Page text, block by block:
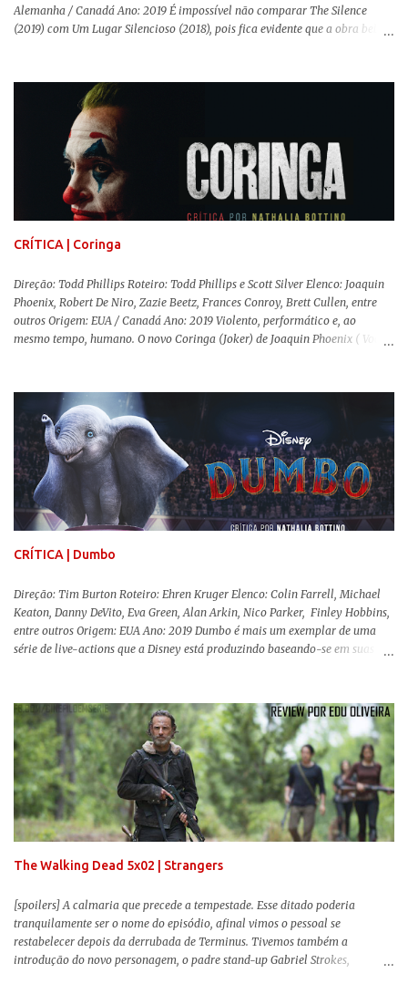
Alemanha / Canadá Ano: 2019 É impossível não comparar The Silence
(2019) com Um Lugar Silencioso (2018), pois fica evidente que a obra bebe
reproduzir alguns elementos que consograram a obra de John Krasinski
(The Office). Aqui os “monstros” com audições aguçadas eram seres da
Terra que estavam presos por séculos em uma caverna recém descoberta,
libertando-os pelo mundo. O espectador acompanha uma família que tem
uma pequena vantagem em relação às outras pessoas. Adivinhem? Sabem
viver em silêncio pelo fato da filha mais velha ser surda. Para aqueles que
amam filmes com temática apocalíptica, a produção pode até funcionar
como entretenimento mediano. Todo o cenário de fuga, pânico col...
CRÍTICA | Coringa
Direção: Todd Phillips Roteiro: Todd Phillips e Scott Silver Elenco: Joaquin
Phoenix, Robert De Niro, Zazie Beetz, Frances Conroy, Brett Cullen, entre
outros Origem: EUA / Canadá Ano: 2019 Violento, performático e, ao
mesmo tempo, humano. O novo Coringa (Joker) de Joaquin Phoenix ( Você
Comics . É importante ressaltar que este não é um filme de herói. E muito
menos de vilão. O longa de Todd Phillips (Se Beber, Não Case!) segue uma
trajetória profunda do reflexo da corrupção da sociedade na vida de um ser
humano, capaz de causar perturbação e desconforto do inicio ao fim da
projeção, e por mais um bom tempo após deixar o cinema. Trata-se de
uma obra difícil de ser "digerida", pois lida com temas sensíveis, como
abuso, doença mental, bullying e violência física. Todo esse turbilhão de
informações molda a mente d...
CRÍTICA | Dumbo
Direção: Tim Burton Roteiro: Ehren Kruger Elenco: Colin Farrell, Michael
Keaton, Danny DeVito, Eva Green, Alan Arkin, Nico Parker, Finley Hobbins,
entre outros Origem: EUA Ano: 2019 Dumbo é mais um exemplar de uma
série de live-actions que a Disney está produzindo baseando-se em suas
remake , já que a história do elefantinho voador foi reinventada de forma
mais realista, se adequando perfeitamente a proposta. Não há animais
falantes, por exemplo, mas nem por isso o tom lúdico e infantil é deixado
de lado. Apesar da relevância histórica, o filme supera a animação original
em termos visuais e narrativos, , superando a animação original em termos
visuais e narrativos. A história começa quando o pai das crianças, Holt
Ferrier (Colin Farrell), uma ex-estrela de circo, volta da guerra e se depara
com os filhos de...
The Walking Dead 5x02 | Strangers
[spoilers] A calmaria que precede a tempestade. Esse ditado poderia
tranquilamente ser o nome do episódio, afinal vimos o pessoal se
restabelecer depois da derrubada de Terminus. Tivemos também a
introdução do novo personagem, o padre stand-up Gabriel Strokes,